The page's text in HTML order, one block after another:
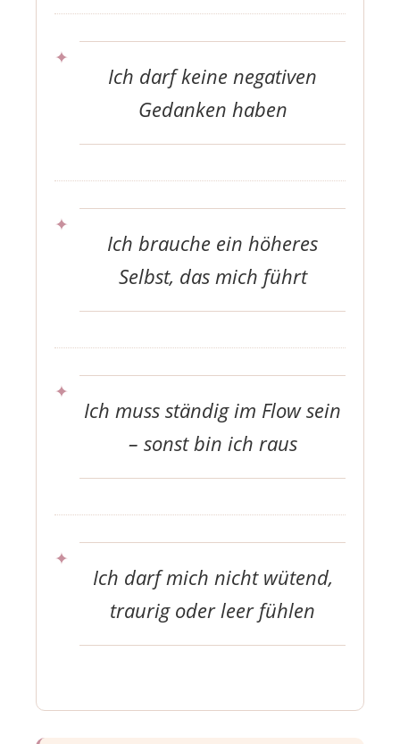
Ich darf keine negativen
Gedanken haben
Ich brauche ein höheres
Selbst, das mich führt
Ich muss ständig im Flow sein
– sonst bin ich raus
Ich darf mich nicht wütend,
traurig oder leer fühlen